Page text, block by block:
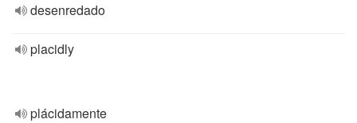
desenredado
placidly
plácidamente